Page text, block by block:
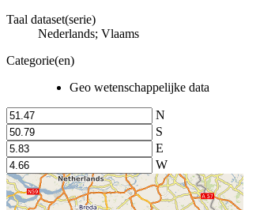
Taal dataset(serie)
Nederlands; Vlaams
Categorie(en)
Geo wetenschappelijke data
N
S
E
W